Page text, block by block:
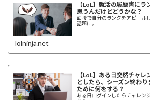
【LoL】就活の履歴書にラ
思うんだけどどうかな？
面接で自分のランクをアピール
話題に。
lolninja.net
【LoL】ある日突然チャレ
としたら、シーズン終わ
ために何をする？
ある日ログインしたらチャレン